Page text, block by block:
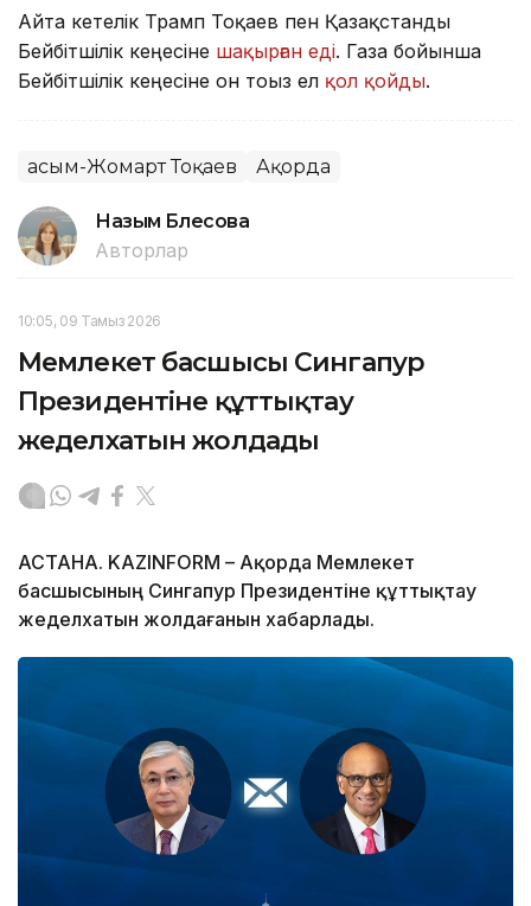
Айта кетелік Трамп Тоқаев пен Қазақстанды
Бейбітшілік кеңесіне шақырған еді. Газа бойынша
Бейбітшілік кеңесіне он тоғыз ел қол қойды.
Қасым-Жомарт Тоқаев Ақорда
Назым Бөлесова
Авторлар
10:05, 09 Тамыз 2026
Мемлекет басшысы Сингапур
Президентіне құттықтау
жеделхатын жолдады
АСТАНА. KAZINFORM – Ақорда Мемлекет
басшысының Сингапур Президентіне құттықтау
жеделхатын жолдағанын хабарлады.